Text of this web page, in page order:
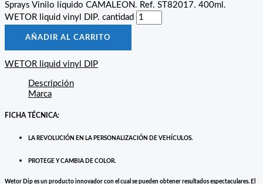
Sprays Vinilo líquido CAMALEON. Ref. ST82017. 400ml.
WETOR liquid vinyl DIP. cantidad
AÑADIR AL CARRITO
WETOR liquid vinyl DIP
Descripción
Marca
FICHA TÉCNICA:
LA REVOLUCIÓN EN LA PERSONALIZACIÓN DE VEHÍCULOS.
PROTEGE Y CAMBIA DE COLOR.
Wetor Dip es un producto innovador con el cual se pueden obtener resultados espectaculares. El